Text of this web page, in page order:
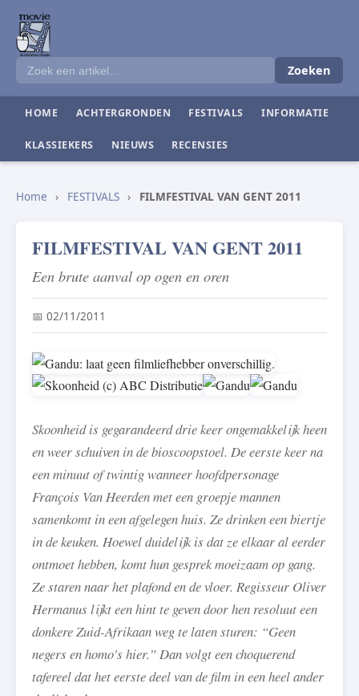
Zoeken
HOME ACHTERGRONDEN FESTIVALS INFORMATIE
KLASSIEKERS NIEUWS RECENSIES
Home › FESTIVALS › FILMFESTIVAL VAN GENT 2011
FILMFESTIVAL VAN GENT 2011
Een brute aanval op ogen en oren
📅 02/11/2011
Skoonheid is gegarandeerd drie keer ongemakkelijk heen
en weer schuiven in de bioscoopstoel. De eerste keer na
een minuut of twintig wanneer hoofdpersonage
François Van Heerden met een groepje mannen
samenkomt in een afgelegen huis. Ze drinken een biertje
in de keuken. Hoewel duidelijk is dat ze elkaar al eerder
ontmoet hebben, komt hun gesprek moeizaam op gang.
Ze staren naar het plafond en de vloer. Regisseur Oliver
Hermanus lijkt een hint te geven door hen resoluut een
donkere Zuid-Afrikaan weg te laten sturen: “Geen
negers en homo's hier.” Dan volgt een choquerend
tafereel dat het eerste deel van de film in een heel ander